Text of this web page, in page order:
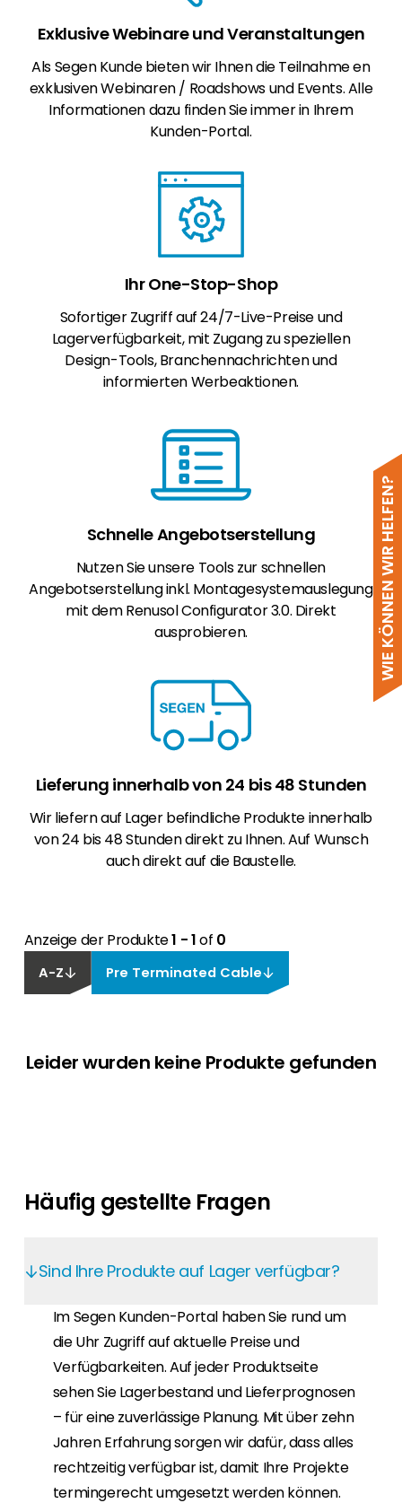
WIE KÖNNEN WIR HELFEN?
Exklusive Webinare und Veranstaltungen
Als Segen Kunde bieten wir Ihnen die Teilnahme en
exklusiven Webinaren / Roadshows und Events. Alle
Informationen dazu finden Sie immer in Ihrem
Kunden-Portal.
Ihr One-Stop-Shop
Sofortiger Zugriff auf 24/7-Live-Preise und
Lagerverfügbarkeit, mit Zugang zu speziellen
Design-Tools, Branchennachrichten und
informierten Werbeaktionen.
Schnelle Angebotserstellung
Nutzen Sie unsere Tools zur schnellen
Angebotserstellung inkl. Montagesystemauslegung
mit dem Renusol Configurator 3.0. Direkt
ausprobieren.
Lieferung innerhalb von 24 bis 48 Stunden
Wir liefern auf Lager befindliche Produkte innerhalb
von 24 bis 48 Stunden direkt zu Ihnen. Auf Wunsch
auch direkt auf die Baustelle.
Anzeige der Produkte1 - 1of 0
A-Z Pre Terminated Cable
Leider wurden keine Produkte gefunden
Häufig gestellte Fragen
Sind Ihre Produkte auf Lager verfügbar?
Im Segen Kunden-Portal haben Sie rund um
die Uhr Zugriff auf aktuelle Preise und
Verfügbarkeiten. Auf jeder Produktseite
sehen Sie Lagerbestand und Lieferprognosen
– für eine zuverlässige Planung. Mit über zehn
Jahren Erfahrung sorgen wir dafür, dass alles
rechtzeitig verfügbar ist, damit Ihre Projekte
termingerecht umgesetzt werden können.